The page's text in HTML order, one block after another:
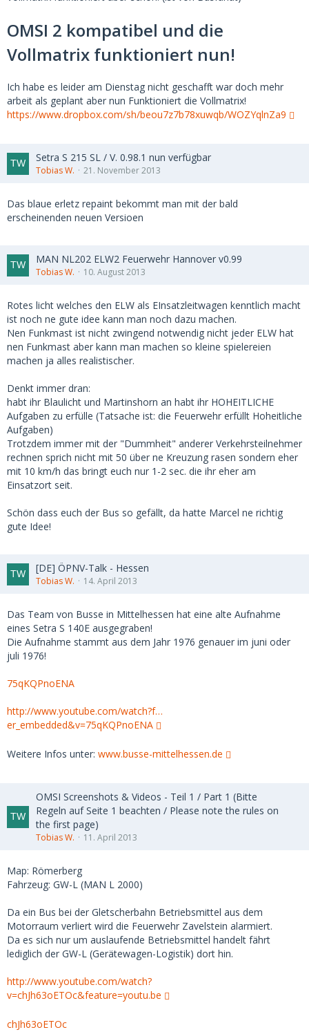
OMSI 2 kompatibel und die
Vollmatrix funktioniert nun!
Ich habe es leider am Dienstag nicht geschafft war doch mehr
arbeit als geplant aber nun Funktioniert die Vollmatrix!
https://www.dropbox.com/sh/beou7z7b78xuwqb/WOZYqlnZa9
Setra S 215 SL / V. 0.98.1 nun verfügbar
Tobias W. 21. November 2013
Das blaue erletz repaint bekommt man mit der bald
erscheinenden neuen Versioen
MAN NL202 ELW2 Feuerwehr Hannover v0.99
Tobias W. 10. August 2013
Rotes licht welches den ELW als EInsatzleitwagen kenntlich macht
ist noch ne gute idee kann man noch dazu machen.
Nen Funkmast ist nicht zwingend notwendig nicht jeder ELW hat
nen Funkmast aber kann man machen so kleine spielereien
machen ja alles realistischer.
Denkt immer dran:
habt ihr Blaulicht und Martinshorn an habt ihr HOHEITLICHE
Aufgaben zu erfülle (Tatsache ist: die Feuerwehr erfüllt Hoheitliche
Aufgaben)
Trotzdem immer mit der "Dummheit" anderer Verkehrsteilnehmer
rechnen sprich nicht mit 50 über ne Kreuzung rasen sondern eher
mit 10 km/h das bringt euch nur 1-2 sec. die ihr eher am
Einsatzort seit.
Schön dass euch der Bus so gefällt, da hatte Marcel ne richtig
gute Idee!
[DE] ÖPNV-Talk - Hessen
Tobias W. 14. April 2013
Das Team von Busse in Mittelhessen hat eine alte Aufnahme
eines Setra S 140E ausgegraben!
Die Aufnahme stammt aus dem Jahr 1976 genauer im juni oder
juli 1976!
75qKQPnoENA
http://www.youtube.com/watch?f…
er_embedded&v=75qKQPnoENA
Weitere Infos unter: www.busse-mittelhessen.de
OMSI Screenshots & Videos - Teil 1 / Part 1 (Bitte
Regeln auf Seite 1 beachten / Please note the rules on
the first page)
Tobias W. 11. April 2013
Map: Römerberg
Fahrzeug: GW-L (MAN L 2000)
Da ein Bus bei der Gletscherbahn Betriebsmittel aus dem
Motorraum verliert wird die Feuerwehr Zavelstein alarmiert.
Da es sich nur um auslaufende Betriebsmittel handelt fährt
lediglich der GW-L (Gerätewagen-Logistik) dort hin.
http://www.youtube.com/watch?
v=chJh63oETOc&feature=youtu.be
chJh63oETOc